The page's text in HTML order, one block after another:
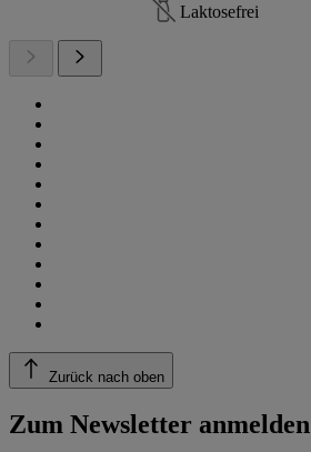
Laktosefrei
Zurück nach oben
Zum Newsletter anmelden